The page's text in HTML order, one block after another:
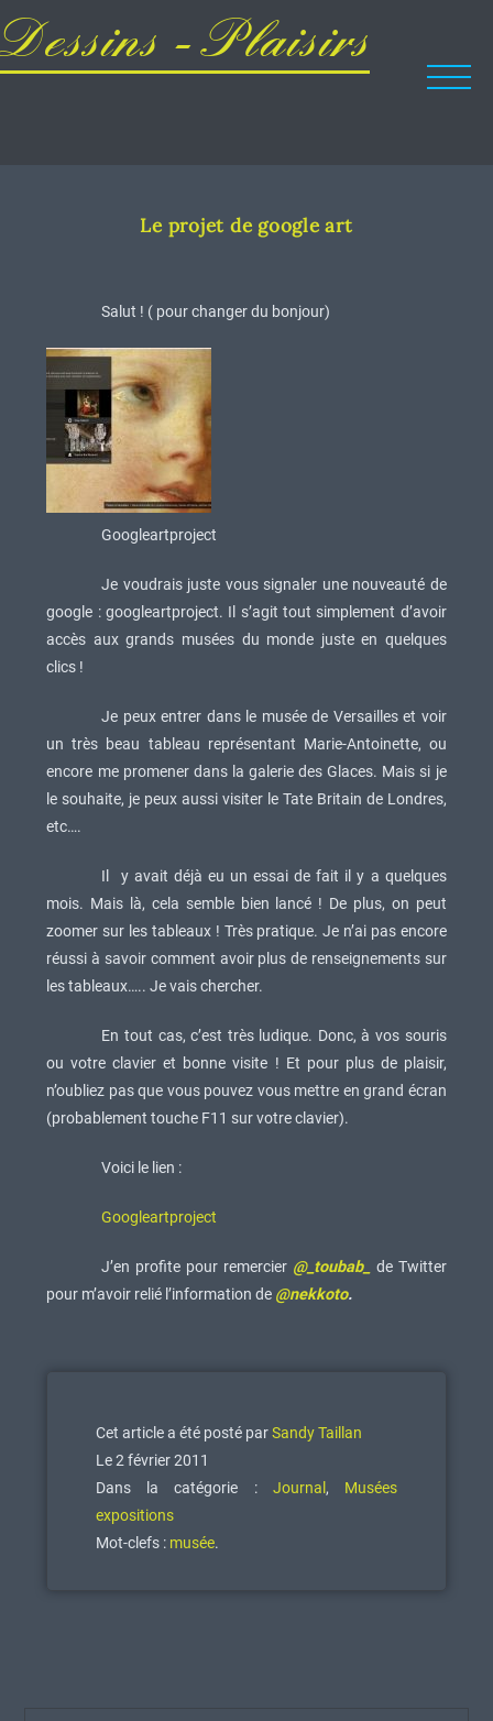
Dessins - Plaisirs
Le projet de google art
Salut ! ( pour changer du bonjour)
Googleartproject
Je voudrais juste vous signaler une nouveauté de
google : googleartproject. Il s’agit tout simplement d’avoir
accès aux grands musées du monde juste en quelques
clics !
Je peux entrer dans le musée de Versailles et voir
un très beau tableau représentant Marie-Antoinette, ou
encore me promener dans la galerie des Glaces. Mais si je
le souhaite, je peux aussi visiter le Tate Britain de Londres,
etc….
Il y avait déjà eu un essai de fait il y a quelques
mois. Mais là, cela semble bien lancé ! De plus, on peut
zoomer sur les tableaux ! Très pratique. Je n’ai pas encore
réussi à savoir comment avoir plus de renseignements sur
les tableaux….. Je vais chercher.
En tout cas, c’est très ludique. Donc, à vos souris
ou votre clavier et bonne visite ! Et pour plus de plaisir,
n’oubliez pas que vous pouvez vous mettre en grand écran
(probablement touche F11 sur votre clavier).
Voici le lien :
Googleartproject
J’en profite pour remercier @_toubab_
de Twitter
pour m’avoir relié l’information de @nekkoto.
Cet article a été posté parSandy Taillan
Le 2 février 2011
Dans la catégorie : Journal , Musées
expositions
Mot-clefs : musée.